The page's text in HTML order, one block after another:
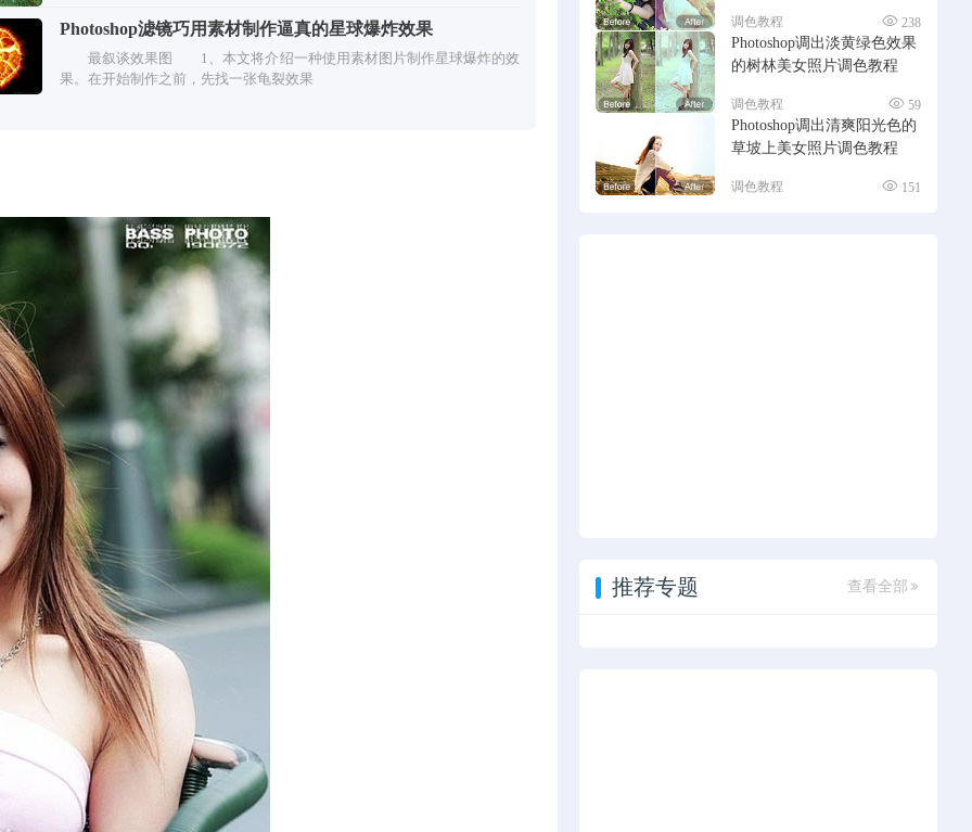
Photoshop滤镜巧用素材制作逼真的星球爆炸效果
最叙谈效果图 1、本文将介绍一种使用素材图片制作星球爆炸的效
果。在开始制作之前，先找一张龟裂效果
调色教程 238
Photoshop调出淡黄绿色效果
的树林美女照片调色教程
调色教程 59
Photoshop调出清爽阳光色的
草坡上美女照片调色教程
调色教程 151
推荐专题 查看全部